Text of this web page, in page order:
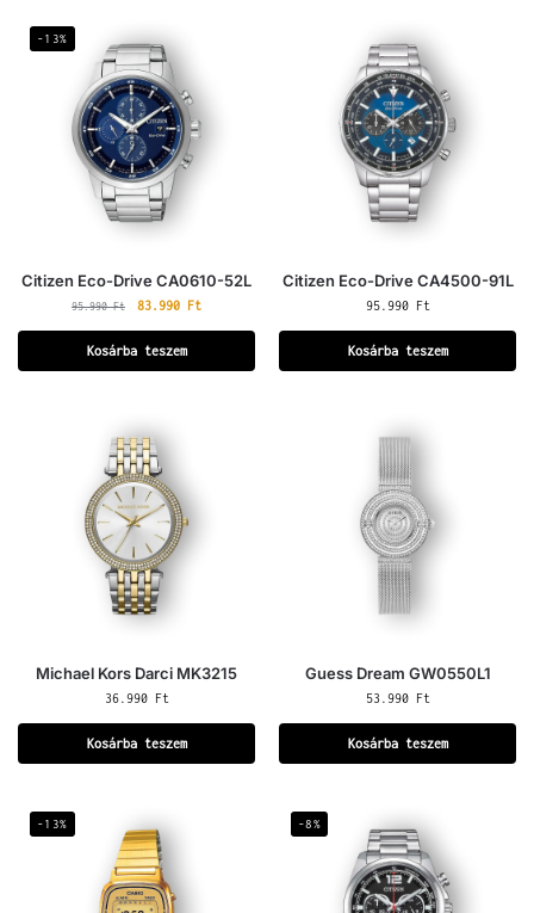
-13%
Citizen Eco-Drive CA0610-52L
95.990Ft 83.990 Ft
Kosárba teszem
Citizen Eco-Drive CA4500-91L
95.990 Ft
Kosárba teszem
Michael Kors Darci MK3215
36.990 Ft
Kosárba teszem
Guess Dream GW0550L1
53.990 Ft
Kosárba teszem
-13% -8%